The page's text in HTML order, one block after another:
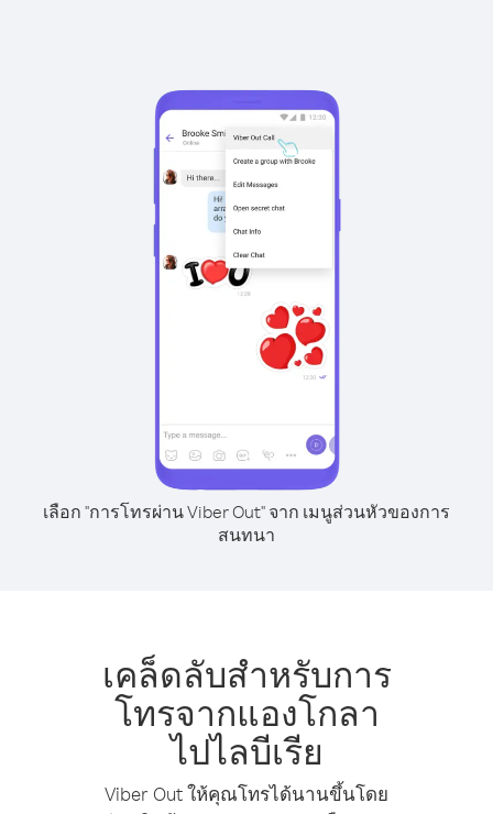
เลือก "การโทรผ่าน Viber Out" จาก เมนูส่วนหัวของการ
สนทนา
เคล็ดลับสำหรับการ
โทรจากแองโกลา
ไปไลบีเรีย
Viber Out ให้คุณโทรได้นานขึ้นโดย